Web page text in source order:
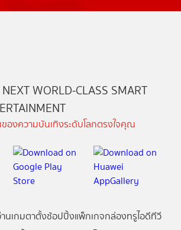
WORLD-CLASS SMART
องความบันเทิงระดับโลกตรงใจคุณ
นเกมตาตั้งช้อปปิ้งแพ็กเกจกล่องทรูไอดีทีวี